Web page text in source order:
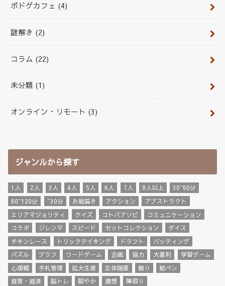
ボドゲカフェ (4)
謎解き (2)
コラム (22)
未分類 (1)
オンライン・リモート (3)
ジャンルから探す
1人 2人 3人 4人 5人 6人 7人 8人以上
30~60分
60~120分
~30分 お絵描き アクション
アブストラクト
エリアマジョリティ
クイズ コトバアソビ
コミュニケーション
コラボ
ジレンマ スピード セットコレクション
ダイス
チキンレース
トリックテイキング ドラフト
バッティング
パズル
ブラフ ワードゲーム 企画 協力 大喜利
学習ゲーム
心理戦
手札管理 拡大生産 正体隠匿 競り
紙ペン
経営・経済
脳トレ 賑やか 連想 陣取り